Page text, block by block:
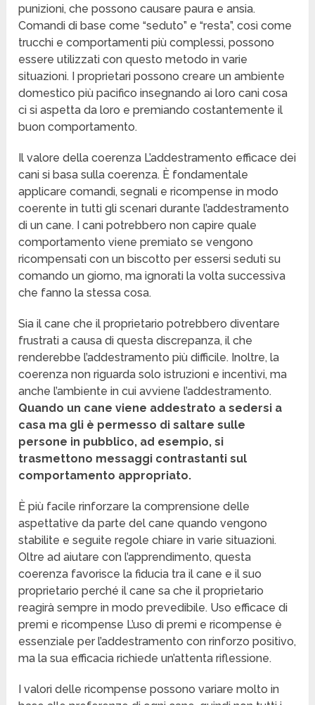
punizioni, che possono causare paura e ansia.
Comandi di base come “seduto” e “resta”, così come
trucchi e comportamenti più complessi, possono
essere utilizzati con questo metodo in varie
situazioni. I proprietari possono creare un ambiente
domestico più pacifico insegnando ai loro cani cosa
ci si aspetta da loro e premiando costantemente il
buon comportamento.
Il valore della coerenza L’addestramento efficace dei
cani si basa sulla coerenza. È fondamentale
applicare comandi, segnali e ricompense in modo
coerente in tutti gli scenari durante l’addestramento
di un cane. I cani potrebbero non capire quale
comportamento viene premiato se vengono
ricompensati con un biscotto per essersi seduti su
comando un giorno, ma ignorati la volta successiva
che fanno la stessa cosa.
Sia il cane che il proprietario potrebbero diventare
frustrati a causa di questa discrepanza, il che
renderebbe l’addestramento più difficile. Inoltre, la
coerenza non riguarda solo istruzioni e incentivi, ma
anche l’ambiente in cui avviene l’addestramento.
Quando un cane viene addestrato a sedersi a
casa ma gli è permesso di saltare sulle
persone in pubblico, ad esempio, si
trasmettono messaggi contrastanti sul
comportamento appropriato.
È più facile rinforzare la comprensione delle
aspettative da parte del cane quando vengono
stabilite e seguite regole chiare in varie situazioni.
Oltre ad aiutare con l’apprendimento, questa
coerenza favorisce la fiducia tra il cane e il suo
proprietario perché il cane sa che il proprietario
reagirà sempre in modo prevedibile. Uso efficace di
premi e ricompense L’uso di premi e ricompense è
essenziale per l’addestramento con rinforzo positivo,
ma la sua efficacia richiede un’attenta riflessione.
I valori delle ricompense possono variare molto in